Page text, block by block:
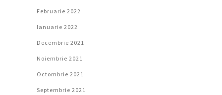
Februarie 2022
Ianuarie 2022
Decembrie 2021
Noiembrie 2021
Octombrie 2021
Septembrie 2021